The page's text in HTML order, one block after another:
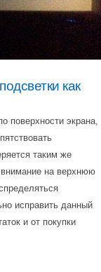
как
поверхности экрана,
таким же
внимание на верхнюю
исправить данный
и от покупки